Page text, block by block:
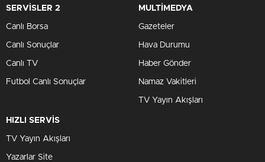
SERVİSLER 2
Canlı Borsa
Canlı Sonuçlar
Canlı TV
Futbol Canlı Sonuçlar
MULTİMEDYA
Gazeteler
Hava Durumu
Haber Gönder
Namaz Vakitleri
TV Yayın Akışları
HIZLI SERVİS
TV Yayın Akışları
Yazarlar Site